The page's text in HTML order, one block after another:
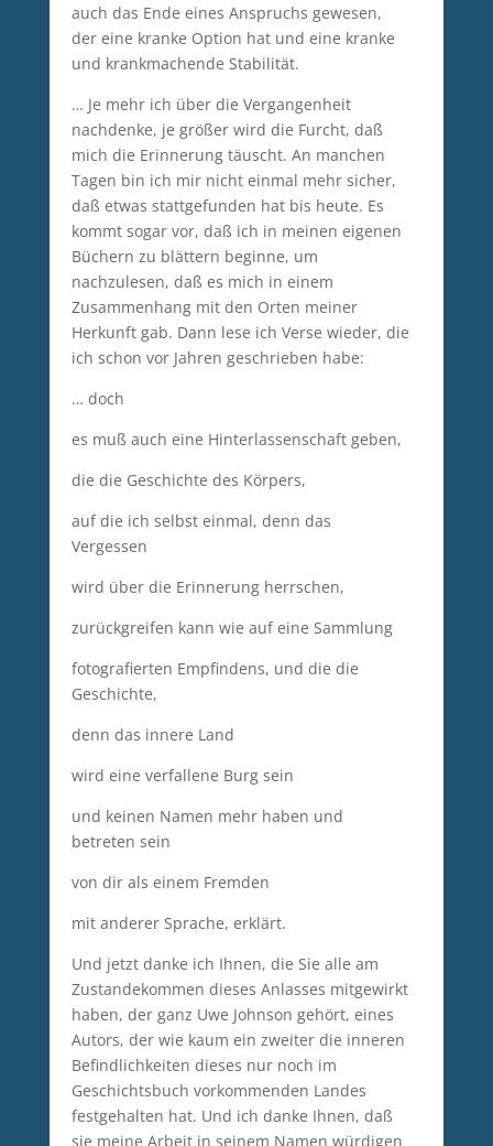
auch das Ende eines Anspruchs gewesen,
der eine kranke Option hat und eine kranke
und krankmachende Stabilität.
… Je mehr ich über die Vergangenheit
nachdenke, je größer wird die Furcht, daß
mich die Erinnerung täuscht. An manchen
Tagen bin ich mir nicht einmal mehr sicher,
daß etwas stattgefunden hat bis heute. Es
kommt sogar vor, daß ich in meinen eigenen
Büchern zu blättern beginne, um
nachzulesen, daß es mich in einem
Zusammenhang mit den Orten meiner
Herkunft gab. Dann lese ich Verse wieder, die
ich schon vor Jahren geschrieben habe:
… doch
es muß auch eine Hinterlassenschaft geben,
die die Geschichte des Körpers,
auf die ich selbst einmal, denn das
Vergessen
wird über die Erinnerung herrschen,
zurückgreifen kann wie auf eine Sammlung
fotografierten Empfindens, und die die
Geschichte,
denn das innere Land
wird eine verfallene Burg sein
und keinen Namen mehr haben und
betreten sein
von dir als einem Fremden
mit anderer Sprache, erklärt.
Und jetzt danke ich Ihnen, die Sie alle am
Zustandekommen dieses Anlasses mitgewirkt
haben, der ganz Uwe Johnson gehört, eines
Autors, der wie kaum ein zweiter die inneren
Befindlichkeiten dieses nur noch im
Geschichtsbuch vorkommenden Landes
festgehalten hat. Und ich danke Ihnen, daß
sie meine Arbeit in seinem Namen würdigen